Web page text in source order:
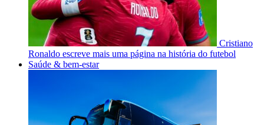
Cristiano
Ronaldo escreve mais uma página na história do futebol
Saúde & bem-estar